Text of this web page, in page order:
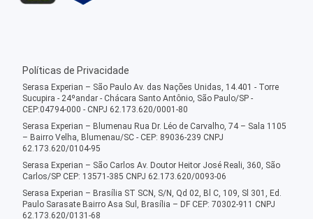
Políticas de Privacidade
Serasa Experian – São Paulo Av. das Nações Unidas, 14.401 - Torre
Sucupira - 24ºandar - Chácara Santo Antônio, São Paulo/SP -
CEP:04794-000 - CNPJ 62.173.620/0001-80
Serasa Experian – Blumenau Rua Dr. Léo de Carvalho, 74 – Sala 1105
– Bairro Velha, Blumenau/SC - CEP: 89036-239 CNPJ
62.173.620/0104-95
Serasa Experian – São Carlos Av. Doutor Heitor José Reali, 360, São
Carlos/SP CEP: 13571-385 CNPJ 62.173.620/0093-06
Serasa Experian – Brasília ST SCN, S/N, Qd 02, Bl C, 109, Sl 301, Ed.
Paulo Sarasate Bairro Asa Sul, Brasília – DF CEP: 70302-911 CNPJ
62.173.620/0131-68